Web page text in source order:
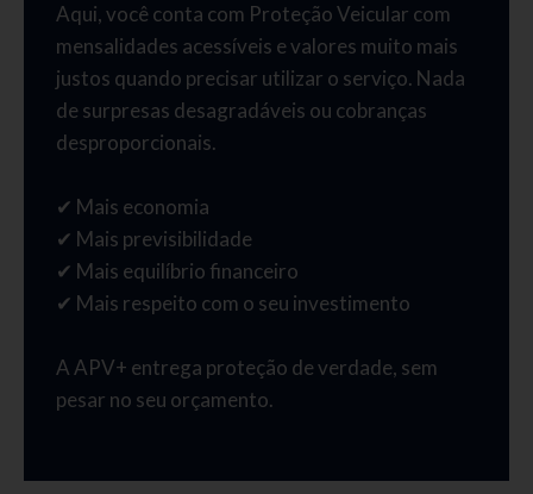
Aqui, você conta com Proteção Veicular com
mensalidades acessíveis e valores muito mais
justos quando precisar utilizar o serviço. Nada
de surpresas desagradáveis ou cobranças
desproporcionais.
✔ Mais economia
✔ Mais previsibilidade
✔ Mais equilíbrio financeiro
✔ Mais respeito com o seu investimento
A APV+ entrega proteção de verdade, sem
pesar no seu orçamento.